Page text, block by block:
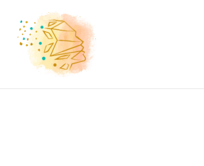
content